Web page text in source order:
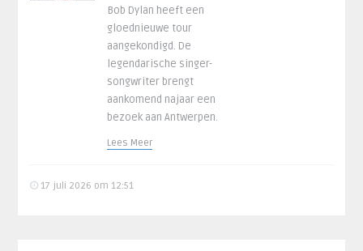
Bob Dylan heeft een
gloednieuwe tour
aangekondigd. De
legendarische singer-
songwriter brengt
aankomend najaar een
bezoek aan Antwerpen.
Lees Meer
17 juli 2026 om 12:51